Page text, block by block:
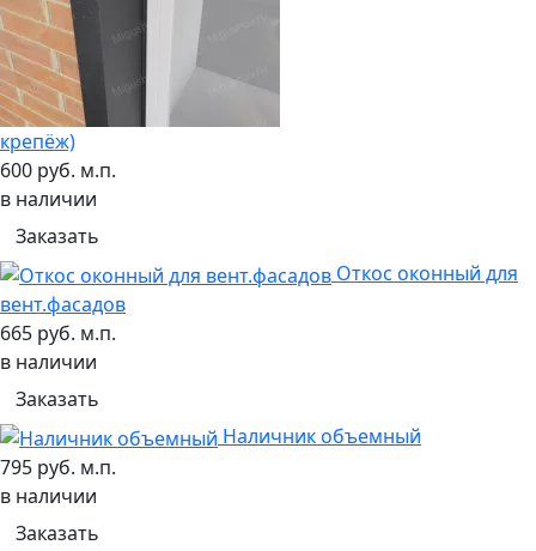
крепёж)
600 руб. м.п.
в наличии
Заказать
Откос оконный для
вент.фасадов
665 руб. м.п.
в наличии
Заказать
Наличник объемный
795 руб. м.п.
в наличии
Заказать